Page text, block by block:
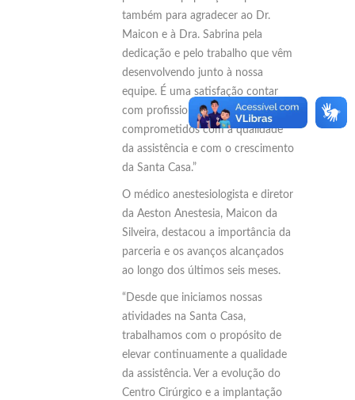
também para agradecer ao Dr.
Maicon e à Dra. Sabrina pela
dedicação e pelo trabalho que vêm
desenvolvendo junto à nossa
equipe. É uma satisfação contar
com profissionais tão
comprometidos com a qualidade
da assistência e com o crescimento
da Santa Casa.”
O médico anestesiologista e diretor
da Aeston Anestesia, Maicon da
Silveira, destacou a importância da
parceria e os avanços alcançados
ao longo dos últimos seis meses.
“Desde que iniciamos nossas
atividades na Santa Casa,
trabalhamos com o propósito de
elevar continuamente a qualidade
da assistência. Ver a evolução do
Centro Cirúrgico e a implantação